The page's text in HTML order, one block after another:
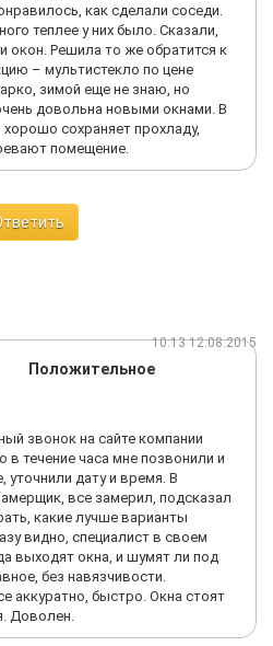
как сделали соседи.
теплее у них было. Сказали,
окон. Решила то же обратится к
– мультистекло по цене
зимой еще не знаю, но
довольна новыми окнами. В
сохраняет прохладу,
помещение.
10:13 12.08.2015
Положительное
звонок на сайте компании
в течение часа мне позвонили и
дату и время. В
все замерил, подсказал
какие лучше варианты
видно, специалист в своем
выходят окна, и шумят ли под
без навязчивости.
аккуратно, быстро. Окна стоят
Доволен.